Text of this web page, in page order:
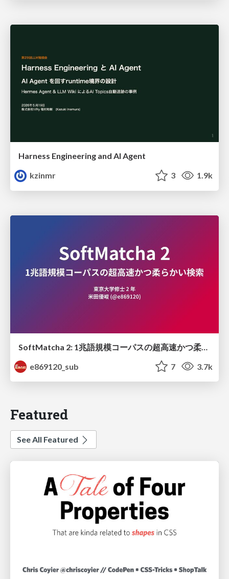
Harness Engineering and Al Agent
kzinmr
3 1.9k
e869120_sub
7 3.7k
Featured
See All Featured